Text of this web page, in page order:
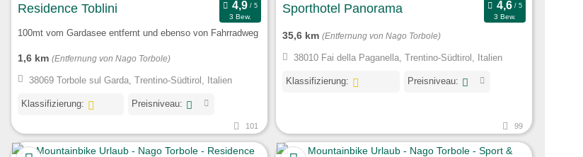
Residence Toblini
3 Bew.
100mt vom Gardasee entfernt und ebenso von Fahrradweg
1,6 km (Entfernung von Nago Torbole)
38069 Torbole sul Garda, Trentino-Südtirol, Italien
Klassifizierung: Preisniveau:
101
Sporthotel Panorama
3 Bew.
35,6 km (Entfernung von Nago Torbole)
38010 Fai della Paganella, Trentino-Südtirol, Italien
Klassifizierung: Preisniveau:
99